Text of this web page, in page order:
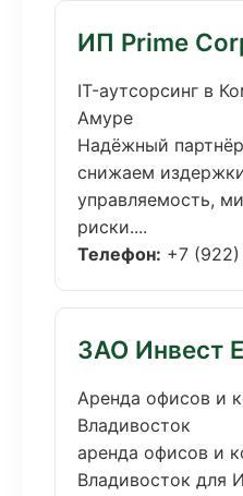
ИП Prime
IT-аутсорсинг в
Амуре
Надёжный
снижаем
управляемость,
риски....
Телефон: +7
ЗАО Инвест
Аренда офисов и
Владивосток
аренда офисов и
Владивосток для